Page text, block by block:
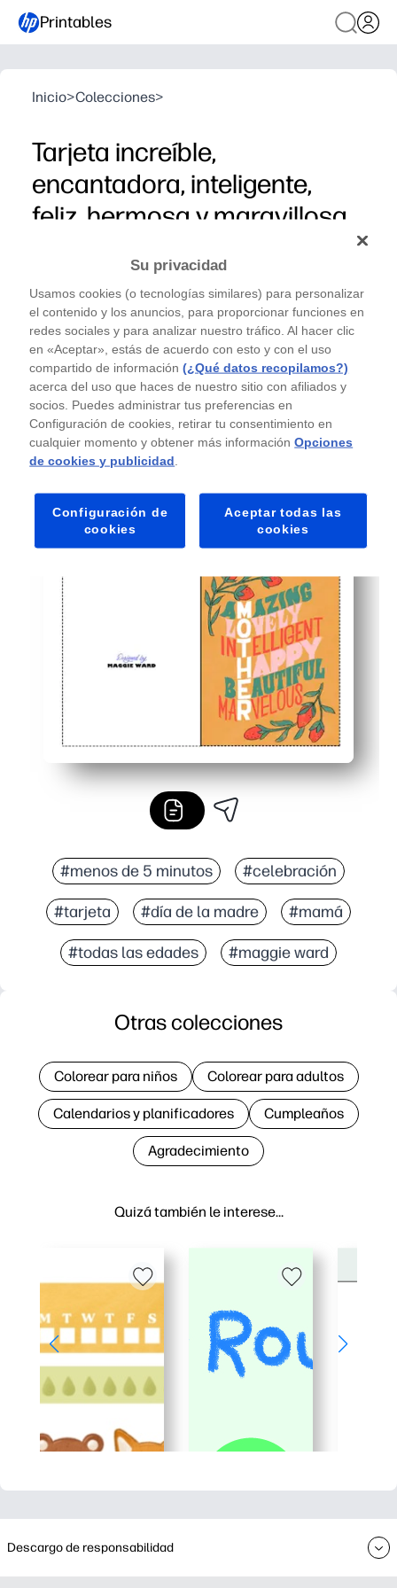
Printables
Inicio>Colecciones>
Tarjeta increíble,
encantadora, inteligente,
feliz, hermosa y maravillosa
Serie Día de la Madre - Tarjetas
Imprima, recorte y celebre a mamá con una tarjeta
sincera diseñada por un artista, todo desde la
impresora de su hogar en cuestión de minutos.
Por qué funciona:
Sin preparación: basta con descargar, imprimir en
Tiene un aspecto pulido: una tarjeta diseñada
Fácil de personalizar: hay suficiente espacio en el
Perfecto para las aulas y las familias: se pueden
#menos de 5 minutos #celebración
#tarjeta #día de la madre #mamá
#todas las edades #maggie ward
Quizá también le interese…
Otras colecciones
Colorear para niños Colorear para adultos
Calendarios y planificadores Cumpleaños
Agradecimiento
Descargo de responsabilidad
Su privacidad
Usamos cookies (o tecnologías similares) para personalizar
el contenido y los anuncios, para proporcionar funciones en
redes sociales y para analizar nuestro tráfico. Al hacer clic
en «Aceptar», estás de acuerdo con esto y con el uso
compartido de información(¿Qué datos recopilamos?)
acerca del uso que haces de nuestro sitio con afiliados y
socios. Puedes administrar tus preferencias en
Configuración de cookies, retirar tu consentimiento en
cualquier momento y obtener más informaciónOpciones
de cookies y publicidad
Configuración de
cookies
Aceptar todas las
cookies